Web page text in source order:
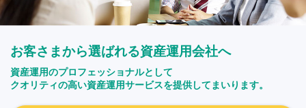
お客さまから選ばれる資産運用会社へ
資産運用のプロフェッショナルとして
クオリティの高い資産運用サービスを提供してまいります。